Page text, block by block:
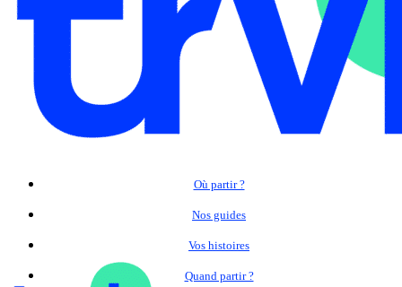
Où partir ?
Nos guides
Vos histoires
Quand partir ?